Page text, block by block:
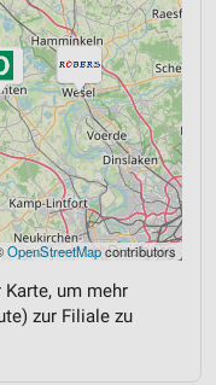
OpenStreetMapcontributors
um mehr
zur Filiale zu